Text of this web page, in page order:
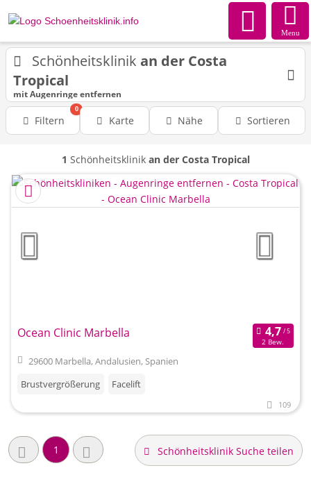
Menu
Schönheitsklinik an der Costa
Tropical
mit Augenringe entfernen
Filtern
0
Karte Nähe Sortieren
1 Schönheitsklinik an der Costa Tropical
Ocean Clinic Marbella
2 Bew.
29600 Marbella, Andalusien, Spanien
Brustvergrößerung
Facelift
109
1 Schönheitsklinik Suche teilen